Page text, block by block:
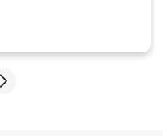
Спасибо